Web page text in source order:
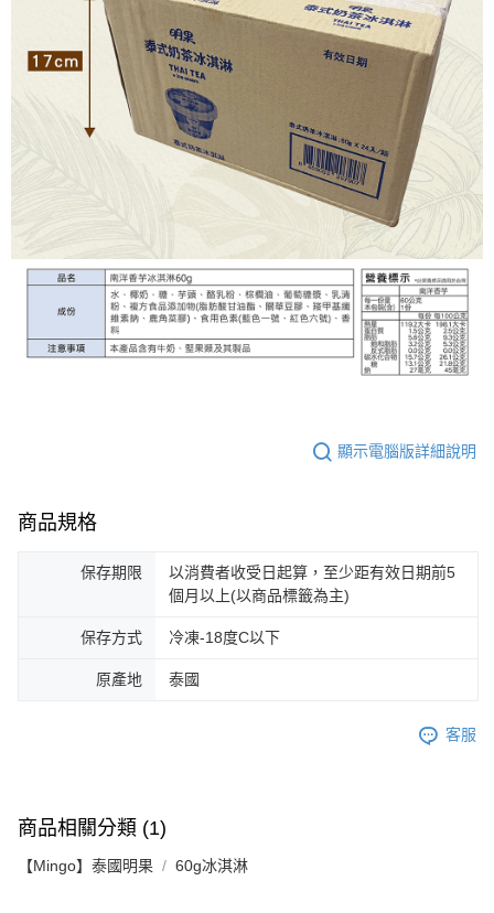
顯示電腦版詳細說明
商品規格
保存期限
以消費者收受日起算，至少距有效日期前5
個月以上(以商品標籤為主)
保存方式 冷凍-18度C以下
原產地 泰國
客服
商品相關分類 (1)
【Mingo】泰國明果 60g冰淇淋